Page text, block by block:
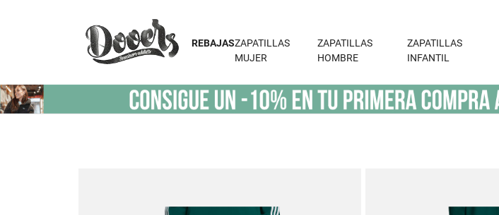
REBAJASZAPATILLAS
MUJER
ZAPATILLAS
HOMBRE
ZAPATILLAS
INFANTIL